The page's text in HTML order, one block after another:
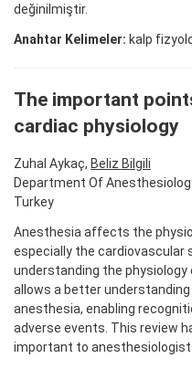
değinilmiştir.
Anahtar Kelimeler: kalp
The important
cardiac physiology
Zuhal Aykaç, Beliz Bilgili
Department Of
Turkey
Anesthesia affects the
especially the
understanding the
allows a better
anesthesia, enabling
adverse events. This review
important to